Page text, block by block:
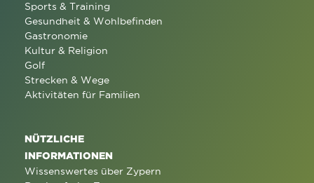
Sports & Training
Gesundheit & Wohlbefinden
Gastronomie
Kultur & Religion
Golf
Strecken & Wege
Aktivitäten für Familien
NÜTZLICHE
INFORMATIONEN
Wissenswertes über Zypern